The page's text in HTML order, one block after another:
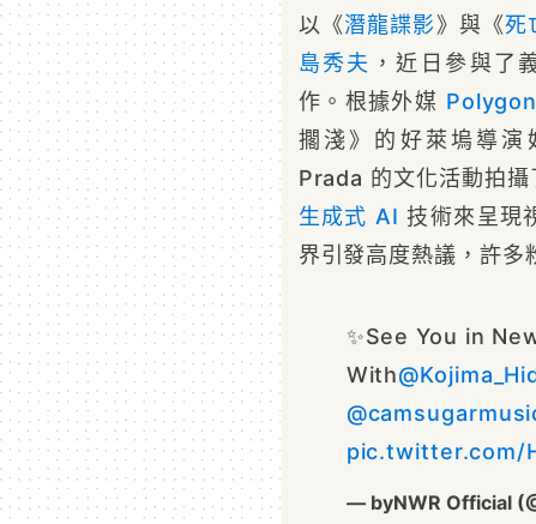
以《潛龍諜影》與《死
島秀夫 ，近日參與了
作。根據外媒
擱淺》的好萊塢導
Prada 的文化活動拍攝
生成式 AI 技術來呈現
界引發高度熱議，許多
✨See You in
With
pic.twitter.com/
— byNWR Official